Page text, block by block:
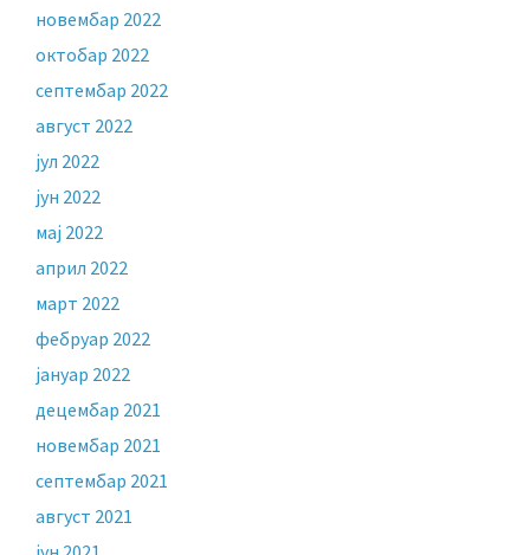
новембар 2022
октобар 2022
септембар 2022
август 2022
јул 2022
јун 2022
мај 2022
април 2022
март 2022
фебруар 2022
јануар 2022
децембар 2021
новембар 2021
септембар 2021
август 2021